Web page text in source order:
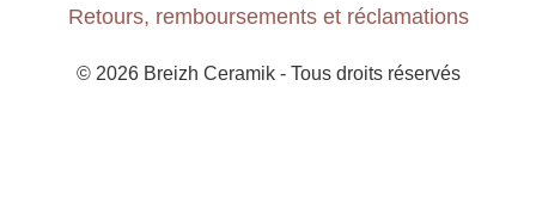
Retours, remboursements et réclamations
© 2026 Breizh Ceramik - Tous droits réservés